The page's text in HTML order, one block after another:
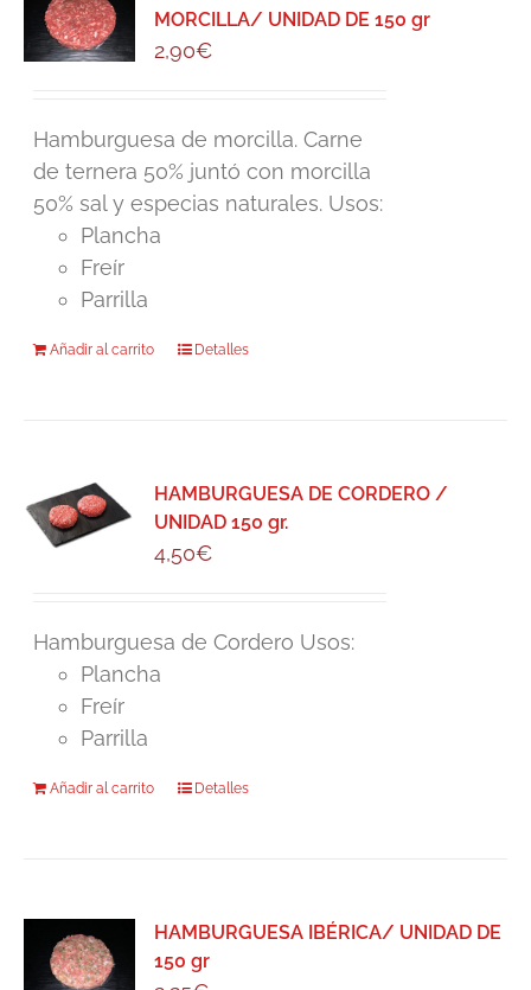
MORCILLA/ UNIDAD DE 150 gr
2,90€
Hamburguesa de morcilla. Carne
de ternera 50% juntó con morcilla
50% sal y especias naturales. Usos:
Plancha
Freír
Parrilla
Añadir al carrito Detalles
HAMBURGUESA DE CORDERO /
UNIDAD 150 gr.
4,50€
Hamburguesa de Cordero Usos:
Plancha
Freír
Parrilla
Añadir al carrito Detalles
HAMBURGUESA IBÉRICA/ UNIDAD DE
150 gr